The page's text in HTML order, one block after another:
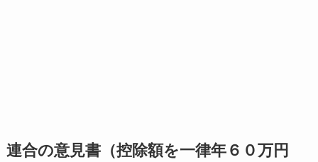
連合の意見書（控除額を一律年６０万円